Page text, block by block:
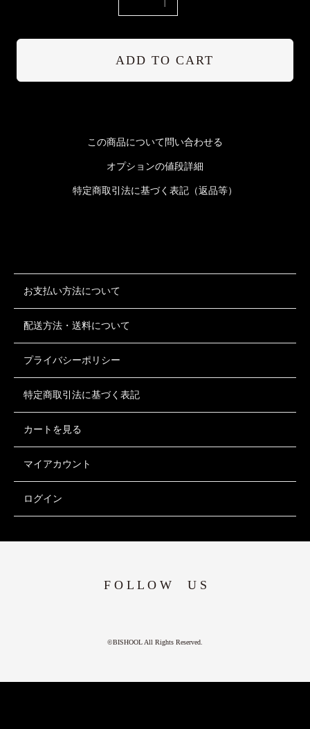
ADD TO CART
この商品について問い合わせる
オプションの値段詳細
特定商取引法に基づく表記（返品等）
お支払い方法について
配送方法・送料について
プライバシーポリシー
特定商取引法に基づく表記
カートを見る
マイアカウント
ログイン
F O L L O W U S
©BISHOOL All Rights Reserved.